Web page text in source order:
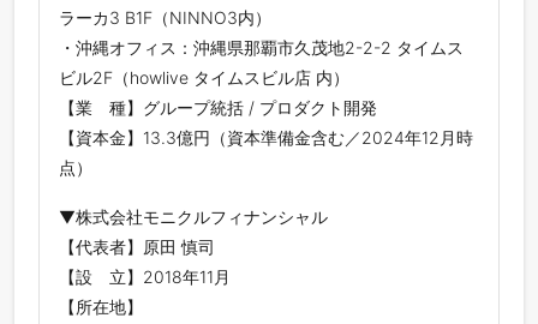
ラーカ3 B1F（NINNO3内）
・沖縄オフィス：沖縄県那覇市久茂地2-2-2 タイムス
ビル2F（howlive タイムスビル店 内）
【業 種】グループ統括 / プロダクト開発
【資本金】13.3億円（資本準備金含む／2024年12月時
点）
▼株式会社モニクルフィナンシャル
【代表者】原田 慎司
【設 立】2018年11月
【所在地】